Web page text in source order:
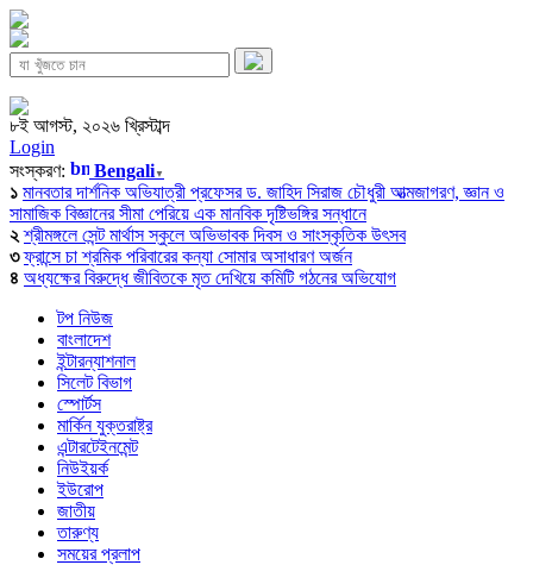
৮ই আগস্ট, ২০২৬ খ্রিস্টাব্দ
Login
সংস্করণ:
Bengali▼
১ মানবতার দার্শনিক অভিযাত্রী প্রফেসর ড. জাহিদ সিরাজ চৌধুরী আত্মজাগরণ, জ্ঞান ও
সামাজিক বিজ্ঞানের সীমা পেরিয়ে এক মানবিক দৃষ্টিভঙ্গির সন্ধানে
২ শ্রীমঙ্গলে সেন্ট মার্থাস স্কুলে অভিভাবক দিবস ও সাংস্কৃতিক উৎসব
৩ ফ্রান্সে চা শ্রমিক পরিবারের কন্যা সোমার অসাধারণ অর্জন
৪ অধ্যক্ষের বিরুদ্ধে জীবিতকে মৃত দেখিয়ে কমিটি গঠনের অভিযোগ
টপ নিউজ
বাংলাদেশ
ইন্টারন্যাশনাল
সিলেট বিভাগ
স্পোর্টস
মার্কিন যুক্তরাষ্ট্র
এন্টারটেইনমেন্ট
নিউইয়র্ক
ইউরোপ
জাতীয়
তারুণ্য
সময়ের প্রলাপ